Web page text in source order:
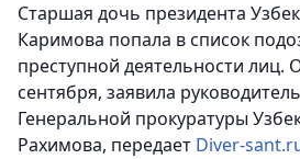
Старшая дочь президента
Каримова попала в список
преступной деятельности лиц.
сентября, заявила
Генеральной прокуратуры
Рахимова, передает Diver-